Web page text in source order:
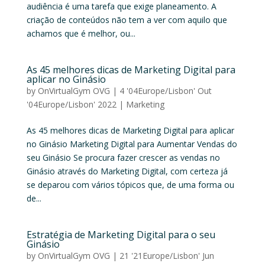
audiência é uma tarefa que exige planeamento. A
criação de conteúdos não tem a ver com aquilo que
achamos que é melhor, ou...
As 45 melhores dicas de Marketing Digital para
aplicar no Ginásio
by OnVirtualGym OVG | 4 '04Europe/Lisbon' Out
'04Europe/Lisbon' 2022| Marketing
As 45 melhores dicas de Marketing Digital para aplicar
no Ginásio Marketing Digital para Aumentar Vendas do
seu Ginásio Se procura fazer crescer as vendas no
Ginásio através do Marketing Digital, com certeza já
se deparou com vários tópicos que, de uma forma ou
de...
Estratégia de Marketing Digital para o seu
Ginásio
by OnVirtualGym OVG | 21 '21Europe/Lisbon' Jun